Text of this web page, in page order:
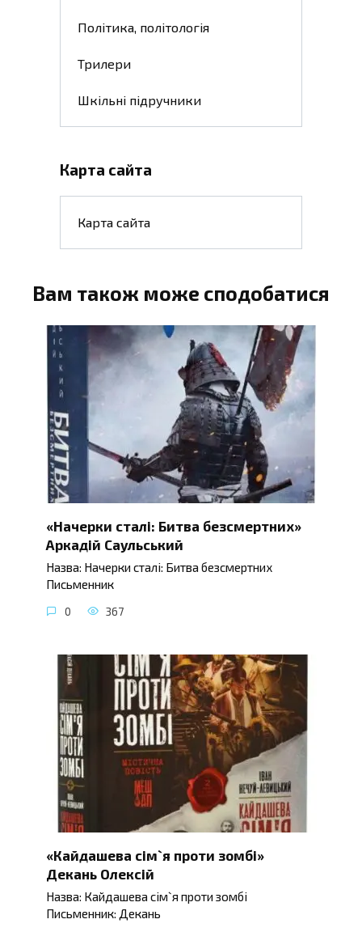
Політика, політологія
Трилери
Шкільні підручники
Карта сайта
Карта сайта
Вам також може сподобатися
«Начерки сталі: Битва безсмертних»
Аркадій Саульський
Назва: Начерки сталі: Битва безсмертних
Письменник
0 367
«Кайдашева сім`я проти зомбі»
Декань Олексій
Назва: Кайдашева сім`я проти зомбі
Письменник: Декань